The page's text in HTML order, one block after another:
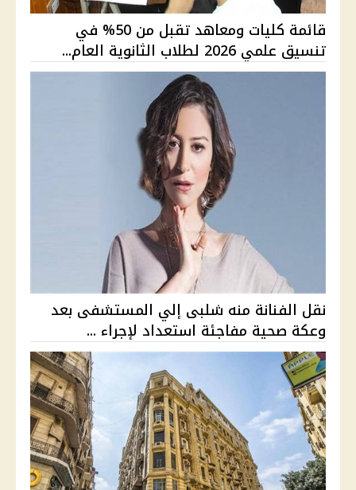
قائمة كليات ومعاهد تقبل من 50% في
تنسيق علمي 2026 لطلاب الثانوية العام...
نقل الفنانة منه شلبى إلي المستشفى بعد
وعكة صحية مفاجئة استعداد لإجراء ...